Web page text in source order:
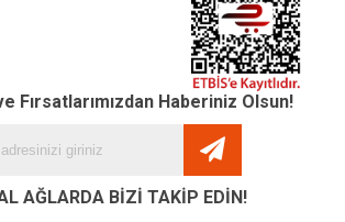
Fırsatlarımızdan Haberiniz Olsun!
AĞLARDA BİZİ TAKİP EDİN!